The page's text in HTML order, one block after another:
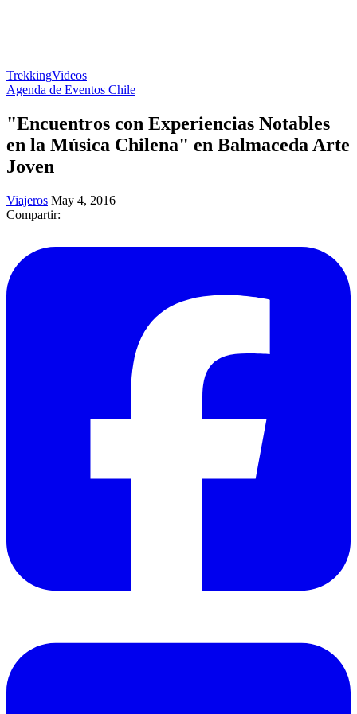
TrekkingVideos
Agenda de Eventos Chile
"Encuentros con Experiencias Notables
en la Música Chilena" en Balmaceda Arte
Joven
Viajeros May 4, 2016
Compartir: